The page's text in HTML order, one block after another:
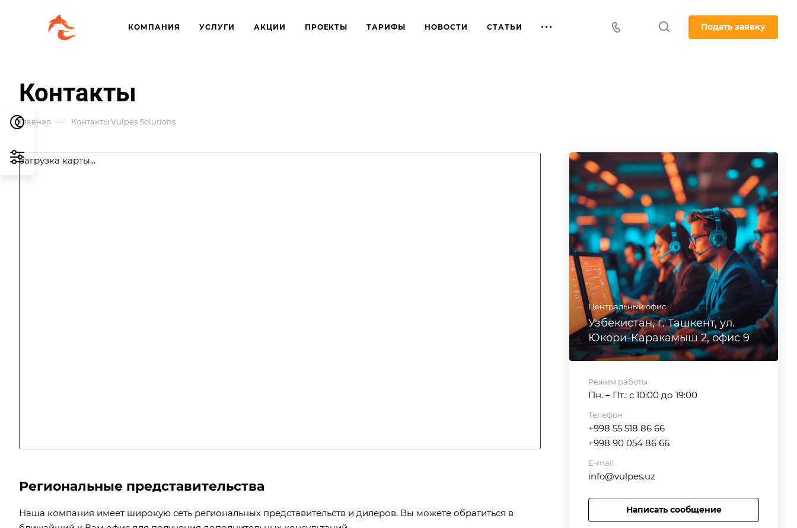
КОМПАНИЯ УСЛУГИ АКЦИИ ПРОЕКТЫ ТАРИФЫ НОВОСТИ СТАТЬИ Подать заявку
Контакты
Главная — Контакты Vulpes Solutions
загрузка карты...
Региональные представительства
Наша компания имеет широкую сеть региональных представительств и дилеров. Вы можете обратиться в
Центральный офис
Узбекистан, г. Ташкент, ул.
Юкори-Каракамыш 2, офис 9
Режим работы
Пн. – Пт.: с 10:00 до 19:00
Телефон
+998 55 518 86 66
+998 90 054 86 66
E-mail
info@vulpes.uz
Написать сообщение